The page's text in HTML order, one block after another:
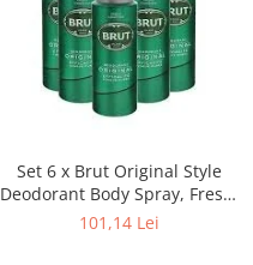
Set 6 x Brut Original Style
Deodorant Body Spray, Fresh,
Verde 200 ml
101,14 Lei